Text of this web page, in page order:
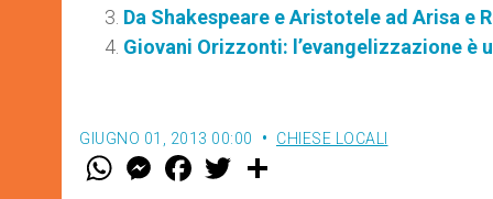
Da Shakespeare e Aristotele ad Arisa e
Giovani Orizzonti: l’evangelizzazione è
GIUGNO 01, 2013 00:00 CHIESE LOCALI
W M
e
F
a w